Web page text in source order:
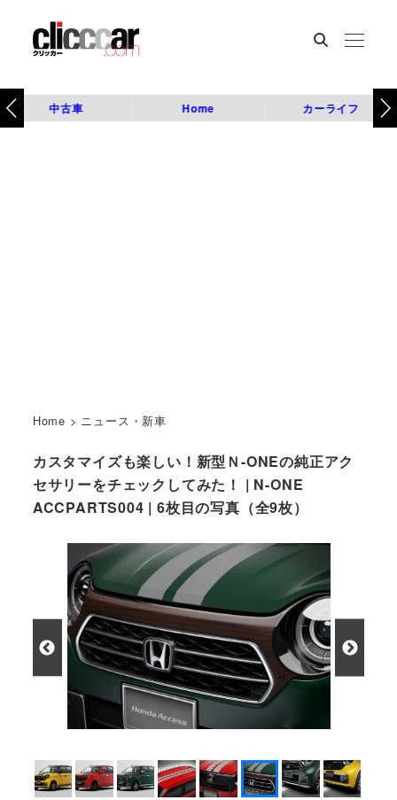
中古車 Home カーライフ
Home > ニュース・新車
カスタマイズも楽しい！新型Ｎ-ONEの純正アク
セサリーをチェックしてみた！ | N-ONE
ACCPARTS004 | 6枚目の写真（全9枚）